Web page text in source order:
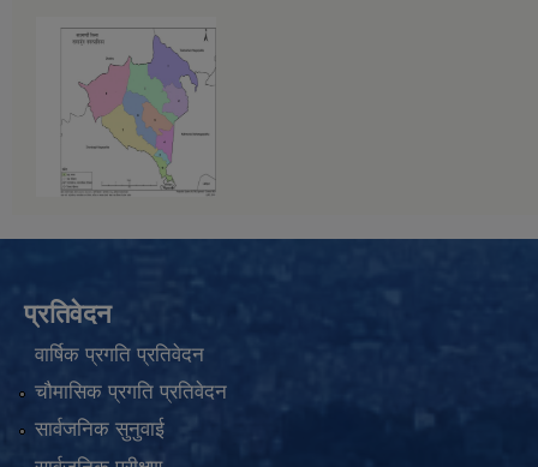
प्रतिवेदन
वार्षिक प्रगति प्रतिवेदन
चौमासिक प्रगति प्रतिवेदन
सार्वजनिक सुनुवाई